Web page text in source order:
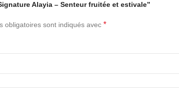
Alayia – Senteur fruitée et estivale”
obligatoires sont indiqués avec *